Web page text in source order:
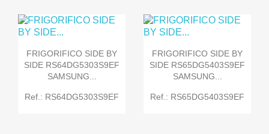
FRIGORIFICO SIDE BY
SIDE RS64DG5303S9EF
SAMSUNG...
Ref.: RS64DG5303S9EF
FRIGORIFICO SIDE BY
SIDE RS65DG5403S9EF
SAMSUNG...
Ref.: RS65DG5403S9EF